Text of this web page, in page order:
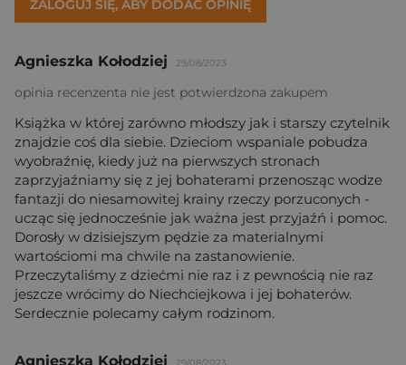
ZALOGUJ SIĘ, ABY DODAĆ OPINIĘ
Agnieszka Kołodziej 29/08/2023
opinia recenzenta nie jest potwierdzona zakupem
Książka w której zarówno młodszy jak i starszy czytelnik
znajdzie coś dla siebie. Dzieciom wspaniale pobudza
wyobraźnię, kiedy już na pierwszych stronach
zaprzyjaźniamy się z jej bohaterami przenosząc wodze
fantazji do niesamowitej krainy rzeczy porzuconych -
ucząc się jednocześnie jak ważna jest przyjaźń i pomoc.
Dorosły w dzisiejszym pędzie za materialnymi
wartościomi ma chwile na zastanowienie.
Przeczytaliśmy z dziećmi nie raz i z pewnością nie raz
jeszcze wrócimy do Niechciejkowa i jej bohaterów.
Serdecznie polecamy całym rodzinom.
Agnieszka Kołodziej 29/08/2023